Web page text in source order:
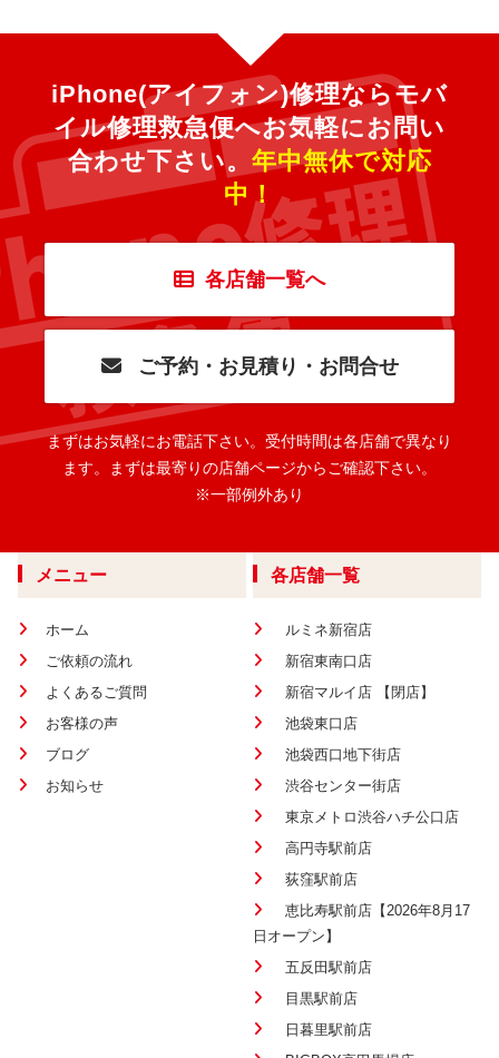
iPhone(アイフォン)修理ならモバ
イル修理救急便へお気軽にお問い
合わせ下さい。 年中無休で対応
中！
各店舗一覧へ
ご予約・お見積り・お問合せ
まずはお気軽にお電話下さい。 受付時間は各店舗で異なり
ます。
まずは最寄りの店舗ページからご確認下さい。
※一部例外あり
メニュー
ホーム
ご依頼の流れ
よくあるご質問
お客様の声
ブログ
お知らせ
各店舗一覧
ルミネ新宿店
新宿東南口店
新宿マルイ店 【閉店】
池袋東口店
池袋西口地下街店
渋谷センター街店
東京メトロ渋谷ハチ公口店
高円寺駅前店
荻窪駅前店
恵比寿駅前店【2026年8月17
日オープン】
五反田駅前店
目黒駅前店
日暮里駅前店